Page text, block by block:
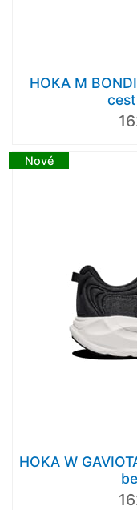
HOKA M
Nové
HOKA W